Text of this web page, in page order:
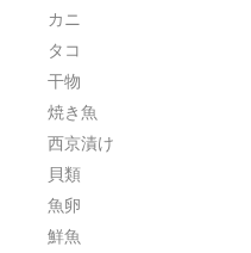
カニ
タコ
干物
焼き魚
西京漬け
貝類
魚卵
鮮魚